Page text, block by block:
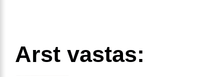
Arst vastas: